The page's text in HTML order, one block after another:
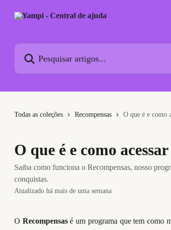
Todas as coleções Recompensas O que é e como
O que é e como
Saiba como funciona o Recompensas, nosso
conquistas.
Atualizado há mais de uma semana
O Recompensasé um programa que tem como